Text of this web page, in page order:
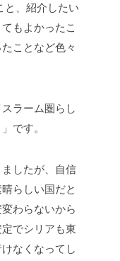
と、紹介したい
もよかったこ
ことなど色々
ラーム圏らし
です。
したが、自信
らしい国だと
わらないから
定でシリアも東
なくなってし